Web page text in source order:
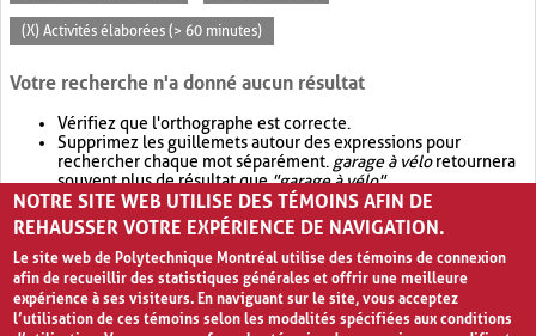
(X) Activités élaborées (> 60 minutes)
Votre recherche n'a donné aucun résultat
Vérifiez que l'orthographe est correcte.
Supprimez les guillemets autour des expressions pour
rechercher chaque mot séparément. garage à véloretournera
souvent plus de résultat que"garage à vélo".
Envisagez d'élargir votre recherche avec OR.garage OR vélo
retournera souvent plus de résultat quegarage à vélo
NOTRE SITE WEB UTILISE DES TÉMOINS AFIN DE
REHAUSSER VOTRE EXPÉRIENCE DE NAVIGATION.
Le site web de Polytechnique Montréal utilise des témoins de connexion
afin de recueillir des statistiques générales et offrir une meilleure
expérience à ses visiteurs. En naviguant sur le site, vous acceptez
l’utilisation de ces témoins selon les modalités spécifiées aux conditions